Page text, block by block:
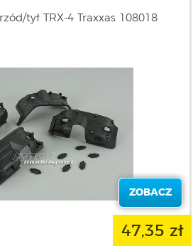
tył TRX-4 Traxxas 108018
ZOBACZ
47,35 zł